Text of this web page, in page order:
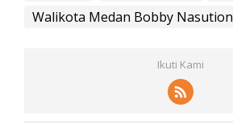
Walikota Medan Bobby Nasution
Ikuti Kami